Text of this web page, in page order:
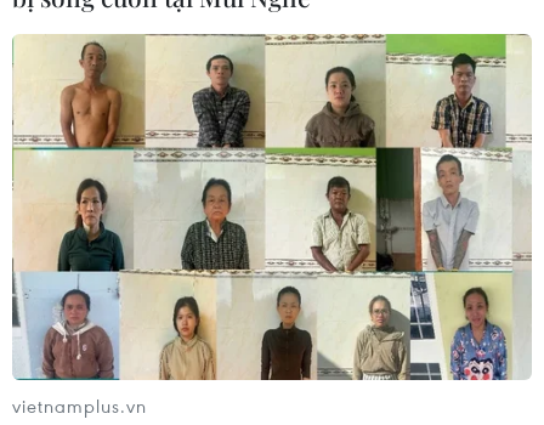
lợi và nghĩa vụ của các nước thành viên trong
bối cảnh Hoa Kỳ rút khỏi Hiệp định TPP.
(Vietnam+)
vietnamplus.vn